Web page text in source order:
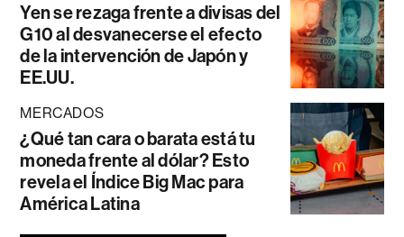
Yen se rezaga frente a divisas del
G10 al desvanecerse el efecto
de la intervención de Japón y
EE.UU.
MERCADOS
¿Qué tan cara o barata está tu
moneda frente al dólar? Esto
revela el Índice Big Mac para
América Latina